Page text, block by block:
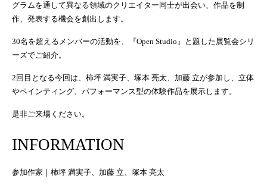
グラムを通して異なる領域のクリエイター同士が出会い、作品を制
作、発表する機会を創出します。
30名を超えるメンバーの活動を、『Open Studio』と題した展覧会シリ
ーズでご紹介。
2回目となる今回は、柿坪 満実子、塚本 亮太、加藤 立が参加し、立体
やペインティング、パフォーマンス型の体験作品を展示します。
是非ご来場ください。
INFORMATION
参加作家｜柿坪 満実子、加藤 立、塚本 亮太